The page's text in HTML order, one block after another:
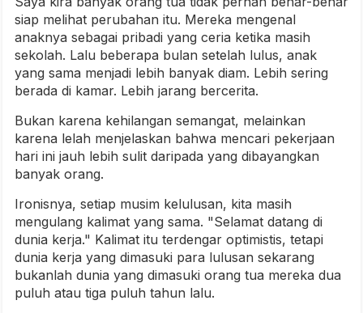
siap melihat perubahan itu. Mereka mengenal
anaknya sebagai pribadi yang ceria ketika masih
sekolah. Lalu beberapa bulan setelah lulus, anak
yang sama menjadi lebih banyak diam. Lebih sering
berada di kamar. Lebih jarang bercerita.
Bukan karena kehilangan semangat, melainkan
karena lelah menjelaskan bahwa mencari pekerjaan
hari ini jauh lebih sulit daripada yang dibayangkan
banyak orang.
Ironisnya, setiap musim kelulusan, kita masih
mengulang kalimat yang sama. "Selamat datang di
dunia kerja." Kalimat itu terdengar optimistis, tetapi
dunia kerja yang dimasuki para lulusan sekarang
bukanlah dunia yang dimasuki orang tua mereka dua
puluh atau tiga puluh tahun lalu.